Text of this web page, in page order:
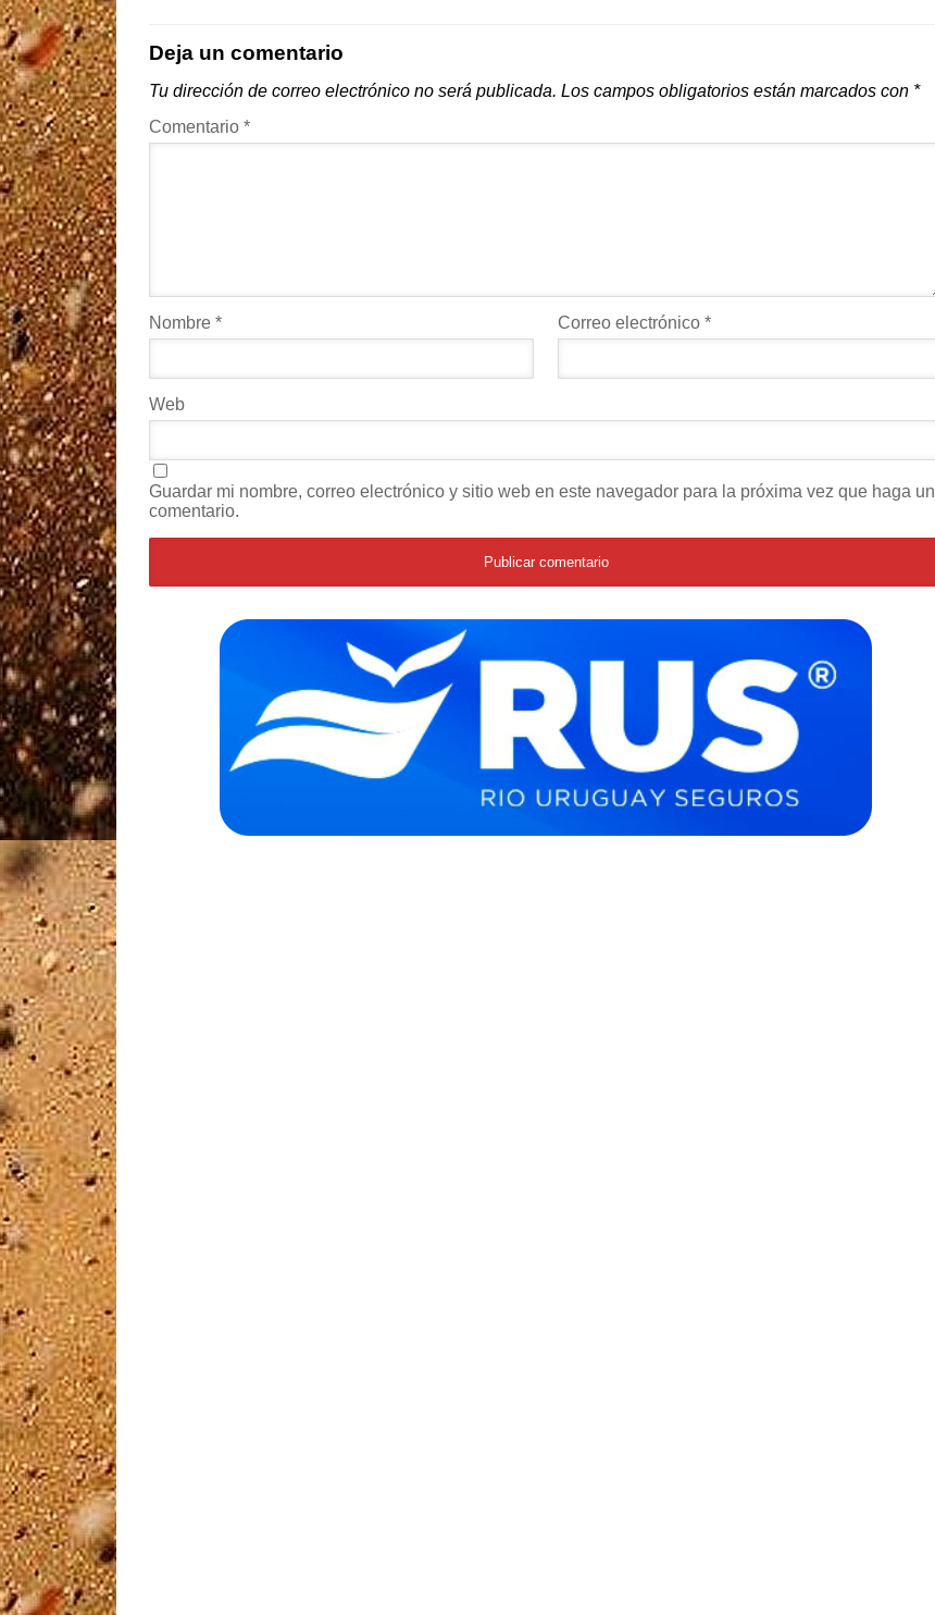
Deja un comentario
Tu dirección de correo electrónico no será publicada. Los campos obligatorios están marcados con *
Comentario *
Nombre * Correo electrónico *
Web
Guardar mi nombre, correo electrónico y sitio web en este navegador para la próxima vez que haga un
comentario.